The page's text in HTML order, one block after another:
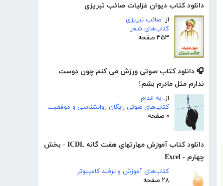
دانلود کتاب دیوان غزلیات صائب تبریزی
از: صائب تبریزی
کتاب‌های شعر
۳۵۳ صفحه
🎧 دانلود کتاب صوتی ورزش می کنم چون دوست
ندارم مثل مادرم بشم!
از: به اندام
کتاب‌های صوتی رایگان روانشناسی و موفقیت
۰ صفحه
دانلود کتاب آموزش مهارتهای هفت گانه ICDL - بخش
چهارم - Excel
کتاب‌های آموزش و ترفند کامپیوتر
۲۸ صفحه